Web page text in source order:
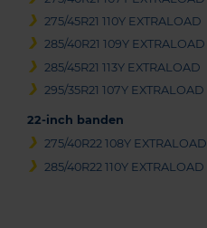
275/45R21 110Y EXTRALOAD
285/40R21 109Y EXTRALOAD
285/45R21 113Y EXTRALOAD
295/35R21 107Y EXTRALOAD
22-inch banden
275/40R22 108Y EXTRALOAD
285/40R22 110Y EXTRALOAD